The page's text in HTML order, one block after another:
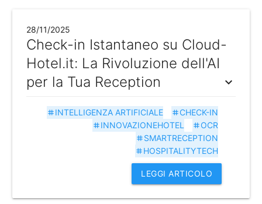
28/11/2025
Check-in Istantaneo su Cloud-
Hotel.it: La Rivoluzione dell'AI
per la Tua Reception
expand_more
tag CHECK-IN
tag INTELLIGENZA ARTIFICIALE
tag OCR
tag INNOVAZIONEHOTEL
tag SMARTRECEPTION
tag HOSPITALITYTECH
LEGGI ARTICOLO